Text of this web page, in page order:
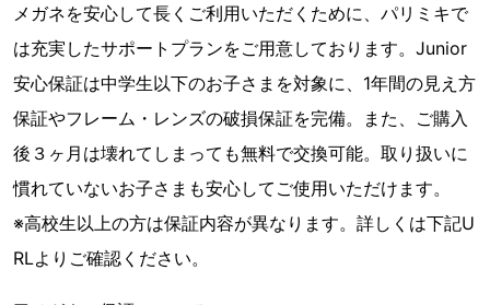
メガネを安心して長くご利用いただくために、パリミキで
は充実したサポートプランをご用意しております。Junior
安心保証は中学生以下のお子さまを対象に、1年間の見え方
保証やフレーム・レンズの破損保証を完備。また、ご購入
後３ヶ月は壊れてしまっても無料で交換可能。取り扱いに
慣れていないお子さまも安心してご使用いただけます。
※高校生以上の方は保証内容が異なります。詳しくは下記U
RLよりご確認ください。